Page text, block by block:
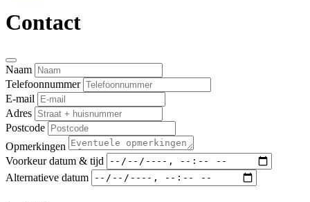
Contact
Naam
Telefoonnummer
E-mail
Adres
Postcode
Opmerkingen
Voorkeur datum & tijd
Alternatieve datum